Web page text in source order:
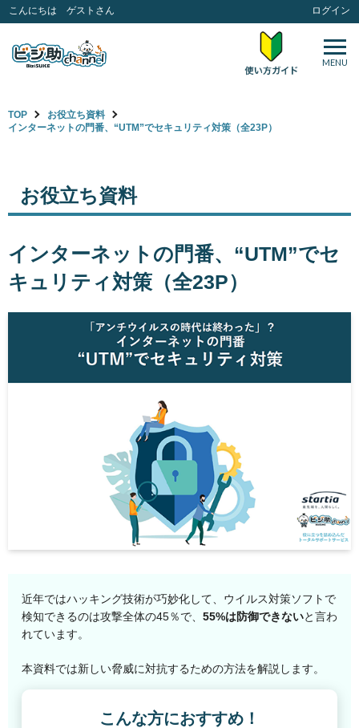
こんにちは ゲストさん ログイン
MENU
TOP
お役立ち資料
インターネットの門番、“UTM”でセキュリティ対策（全23P）
お役立ち資料
インターネットの門番、“UTM”でセ
キュリティ対策（全23P）
近年ではハッキング技術が巧妙化して、ウイルス対策ソフトで
検知できるのは攻撃全体の45％で、 55%は防御できないと言わ
れています。
本資料では新しい脅威に対抗するための方法を解説します。
こんな方におすすめ！